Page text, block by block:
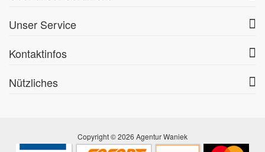
Unser Service
Kontaktinfos
Nützliches
Copyright © 2026 Agentur Waniek